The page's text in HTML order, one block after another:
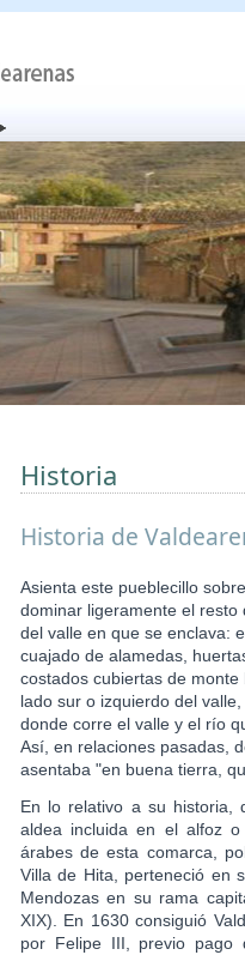
Historia
Historia de
Asienta este pueblecillo
dominar ligeramente el
del valle en que se enclava:
cuajado de alamedas,
costados cubiertas de
lado sur o izquierdo del
donde corre el valle y el río
Así, en relaciones pasadas,
asentaba "en buena tierra,
En lo relativo a su historia,
aldea incluida en el alfoz
árabes de esta comarca,
Villa de Hita, perteneció en
Mendozas en su rama
XIX). En 1630 consiguió
por Felipe III, previo pago